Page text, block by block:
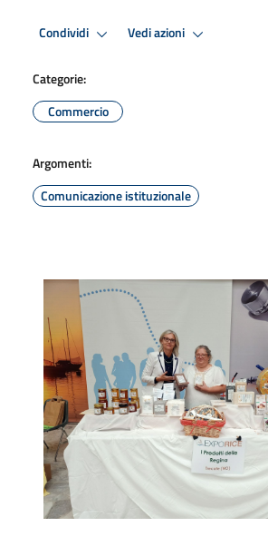
Condividi Vedi azioni
Categorie:
Commercio
Argomenti:
Comunicazione istituzionale